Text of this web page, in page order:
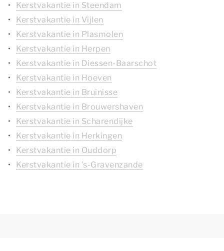
Kerstvakantie in Steendam
Kerstvakantie in Vijlen
Kerstvakantie in Plasmolen
Kerstvakantie in Herpen
Kerstvakantie in Diessen-Baarschot
Kerstvakantie in Hoeven
Kerstvakantie in Bruinisse
Kerstvakantie in Brouwershaven
Kerstvakantie in Scharendijke
Kerstvakantie in Herkingen
Kerstvakantie in Ouddorp
Kerstvakantie in 's-Gravenzande